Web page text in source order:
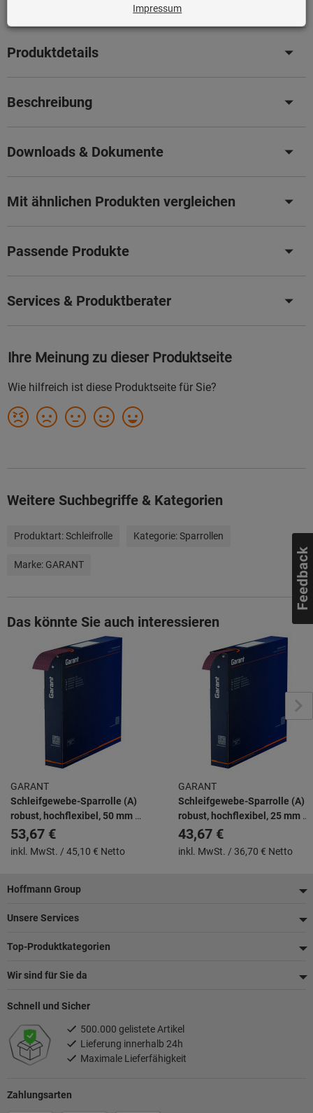
Produktdetails
Beschreibung
Downloads & Dokumente
Mit ähnlichen Produkten vergleichen
Passende Produkte
Services & Produktberater
Weitere Suchbegriffe & Kategorien
Produktart:Schleifrolle Kategorie:Sparrollen
Marke: GARANT
Das könnte Sie auch interessieren
GARANT
Schleifgewebe-Sparrolle (A)
robust, hochflexibel, 50 mm ×
50 m, Körnung: 240
53,67 €
inkl. MwSt. / 45,10 € Netto
GARANT
Schleifgewebe-Sparrolle (A)
robust, hochflexibel, 25 mm ×
50 m, Körnung: 600
43,67 €
inkl. MwSt. / 36,70 € Netto
Fußzeile
Hoffmann Group
Unsere Services
Top-Produktkategorien
Wir sind für Sie da
Zahlungsarten
Schnell und Sicher
500.000 gelistete Artikel
Lieferung innerhalb 24h
Maximale Lieferfähigkeit